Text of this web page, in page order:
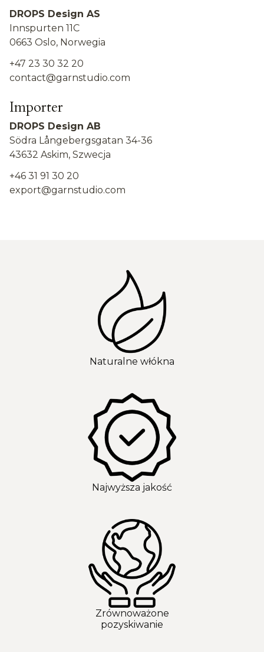
DROPS Design AS
Innspurten 11C
0663 Oslo, Norwegia
+47 23 30 32 20
contact@garnstudio.com
Importer
DROPS Design AB
Södra Långebergsgatan 34-36
43632 Askim, Szwecja
+46 31 91 30 20
export@garnstudio.com
Naturalne włókna
Najwyższa jakość
Zrównoważone
pozyskiwanie